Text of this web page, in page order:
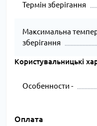
Термін зберігання
Максимальна
зберігання
Користувальницькі
Особенности -
Оплата